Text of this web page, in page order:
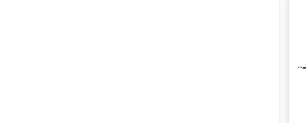
عسکری 1 راولپنڈی میں 3 کمروں کا 10 مرلہ فلیٹ 3.65 کروڑ میں برائے فروخت۔